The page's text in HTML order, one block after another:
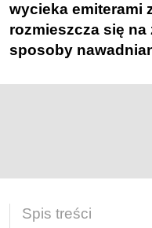
wycieka emiterami
rozmieszcza się na
sposoby
Spis treści